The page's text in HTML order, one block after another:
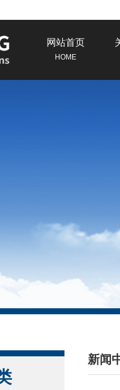
网站首页
HOME
新闻
/